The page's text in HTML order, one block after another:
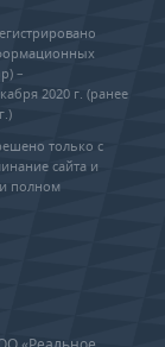
–
2020 г. (ранее
только с
сайта и
полном